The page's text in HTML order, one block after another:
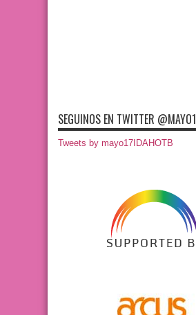
SEGUINOS EN TWITTER
Tweets by mayo17IDAHOTB